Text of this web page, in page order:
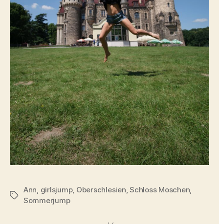
Tags
Ann, girlsjump, Oberschlesien,Schloss Moschen,
Sommerjump